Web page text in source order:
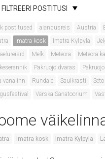
FILTREERI POSTITUSI
postitused aiandusreis Austria
Imatra kosk Imatra Kylpyla
Melk Meteora Meteora
Pakruojo dvaras
vanalinn
Rundale Saulkrasti
Värska Sanatoorium
Imatra kosk Imatra Kylpyla